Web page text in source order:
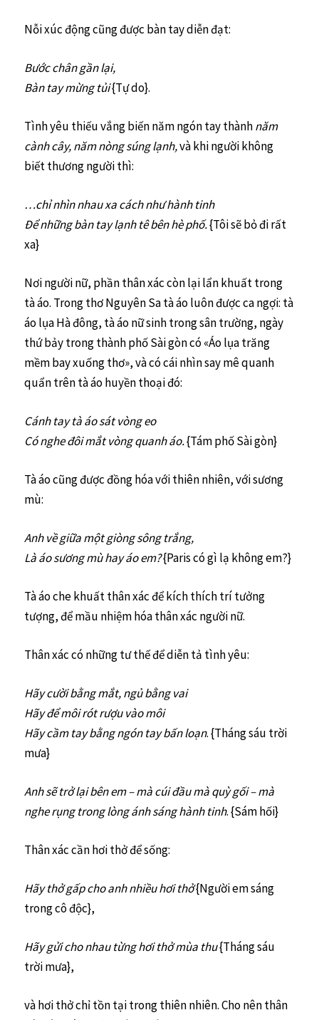
Nỗi xúc động cũng được bàn tay diễn đạt:
Bước chân gần lại,
Bàn tay mừng tủi{Tự do}.
Tình yêu thiếu vắng biến năm ngón tay thànhnăm
cành cây, năm nòng súng lạnh,và khi người không
biết thương người thì:
…chỉ nhìn nhau xa cách như hành tinh
Để những bàn tay lạnh tê bên hè phố.{Tôi sẽ bỏ đi rất
xa}
Nơi người nữ, phần thân xác còn lại lẩn khuất trong
tà áo. Trong thơ Nguyên Sa tà áo luôn được ca ngợi: tà
áo lụa Hà đông, tà áo nữ sinh trong sân trường, ngày
thứ bảy trong thành phố Sài gòn có «Áo lụa trăng
mềm bay xuống thơ», và có cái nhìn say mê quanh
quẩn trên tà áo huyền thoại đó:
Cánh tay tà áo sát vòng eo
Có nghe đôi mắt vòng quanh áo.{Tám phố Sài gòn}
Tà áo cũng được đồng hóa với thiên nhiên, với sương
mù:
Anh về giữa một giòng sông trắng,
Là áo sương mù hay áo em?{Paris có gì lạ không em?}
Tà áo che khuất thân xác để kích thích trí tưởng
tượng, để mầu nhiệm hóa thân xác người nữ.
Thân xác có những tư thế để diễn tả tình yêu:
Hãy cười bằng mắt, ngủ bằng vai
Hãy để môi rót rượu vào môi
Hãy cầm tay bằng ngón tay bấn loạn. {Tháng sáu trời
mưa}
Anh sẽ trở lại bên em – mà cúi đầu mà quỳ gối – mà
nghe rụng trong lòng ánh sáng hành tinh. {Sám hối}
Thân xác cần hơi thở để sống:
Hãy thở gấp cho anh nhiều hơi thở{Người em sáng
trong cô độc},
Hãy gửi cho nhau từng hơi thở mùa thu{Tháng sáu
trời mưa},
và hơi thở chỉ tồn tại trong thiên nhiên. Cho nên thân